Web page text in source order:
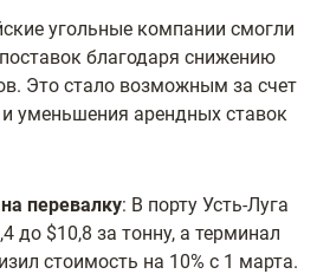
угольные компании смогли
благодаря снижению
Это стало возможным за счет
уменьшения арендных ставок
перевалку: В порту Усть-Луга
до $10,8 за тонну, а терминал
стоимость на 10% с 1 марта.